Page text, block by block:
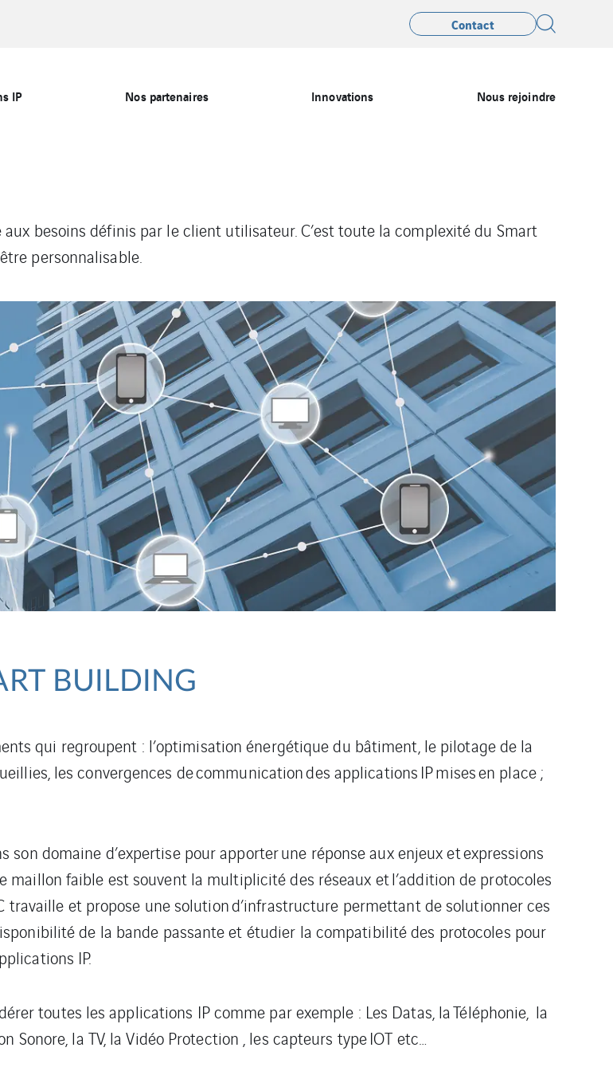
Contact
IP Nos partenaires Innovations Nous rejoindre
besoins définis par le client utilisateur. C’est toute la complexité du Smart
personnalisable.
BUILDING
qui regroupent : l’optimisation énergétique du bâtiment, le pilotagede la
les convergences decommunicationdes applications IP misesen place ;
son domaine d’expertise pour apporter une réponse aux enjeux etexpressions
faible est souvent la multiplicité des réseaux etl’addition de protocoles
travaille et propose une solutiond’infrastructure permettant de solutionner ces
de la bande passante et étudier la compatibilité des protocoles pour
IP.
toutes les applications IP comme par exemple : Les Datas, laTéléphonie, la
Sonore, la TV, la Vidéo Protection , les capteurs typeIOT etc…